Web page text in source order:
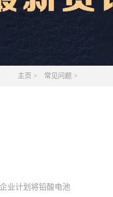
主页 > 常见问题 >
业计划将铅酸电池